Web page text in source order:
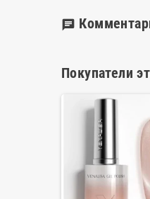
chat
Покупатели